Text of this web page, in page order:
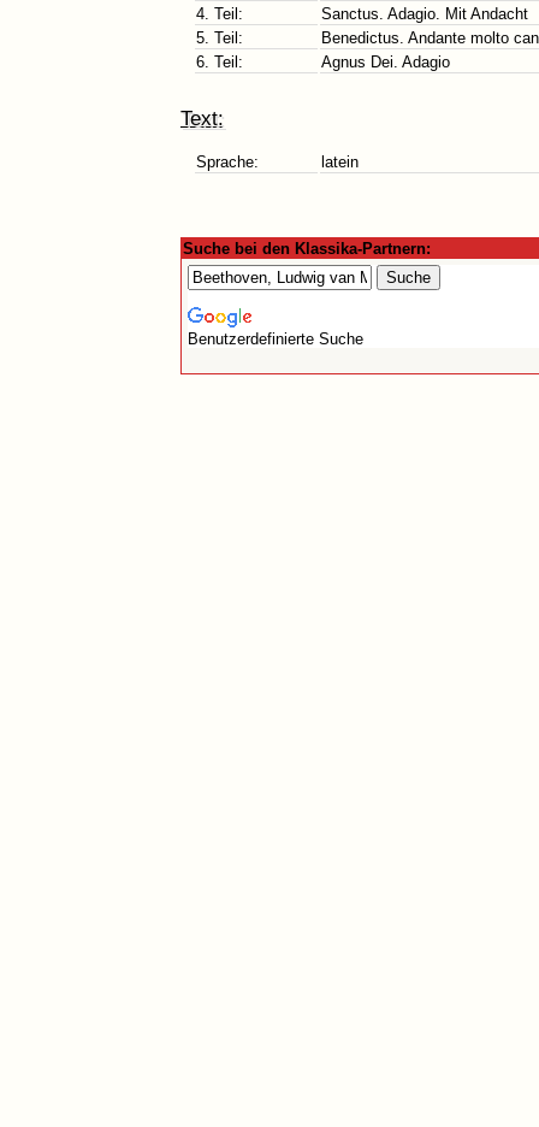
4. Teil:
Sanctus. Adagio. Mit Andacht
5. Teil:
Benedictus. Andante molto
6. Teil:
Agnus Dei. Adagio
Text:
Sprache: latein
Suche bei den Klassika-Partnern:
Benutzerdefinierte Suche